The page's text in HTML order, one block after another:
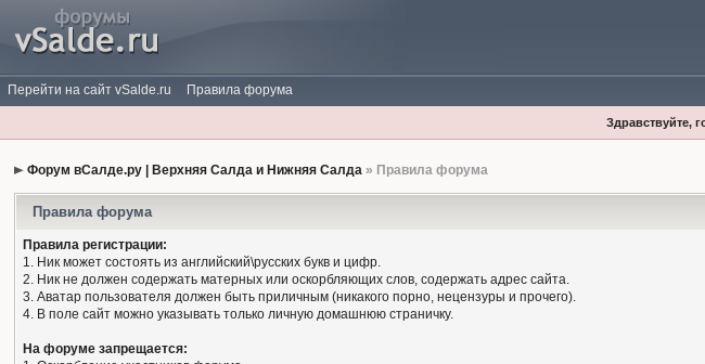
Перейти на сайт vSalde.ru Правила форума
Здравствуйте,
Форум вСалде.ру | Верхняя Салда и Нижняя Салда » Правила форума
Правила форума
Правила регистрации:
1. Ник может состоять из английский\русских букв и цифр.
2. Ник не должен содержать матерных или оскорбляющих слов, содержать адрес сайта.
3. Аватар пользователя должен быть приличным (никакого порно, нецензуры и прочего).
4. В поле сайт можно указывать только личную домашнюю страничку.
На форуме запрещается: